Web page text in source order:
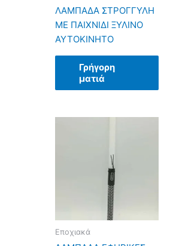
ΛΑΜΠΑΔΑ ΣΤΡΟΓΓΥΛΗ
ΜΕ ΠΑΙΧΝΙΔΙ ΞΥΛΙΝΟ
ΑΥΤΟΚΙΝΗΤΟ
Γρήγορη
ματιά
Εποχιακά